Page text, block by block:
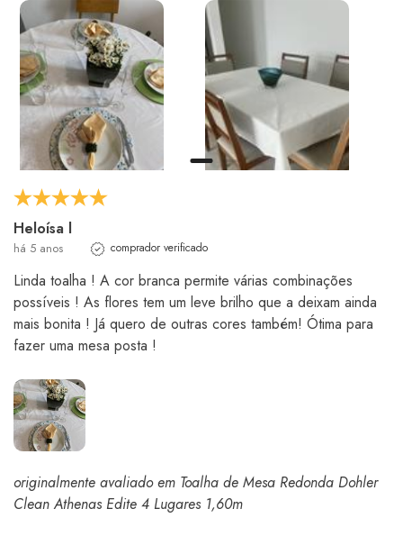
Heloísa l
há 5 anos comprador verificado
Linda toalha ! A cor branca permite várias combinações
possíveis ! As flores tem um leve brilho que a deixam ainda
mais bonita ! Já quero de outras cores também! Ótima para
fazer uma mesa posta !
originalmente avaliado em Toalha de Mesa Redonda Dohler
Clean Athenas Edite 4 Lugares 1,60m